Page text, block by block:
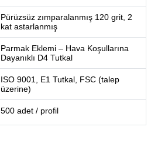
Pürüzsüz zımparalanmış 120 grit, 2
kat astarlanmış
Parmak Eklemi – Hava Koşullarına
Dayanıklı D4 Tutkal
ISO 9001, E1 Tutkal, FSC (talep
üzerine)
500 adet / profil